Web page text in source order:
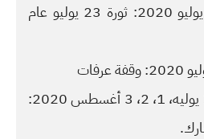
الخميس 23 يوليو 2020: ثورة 23 يوليو عام
من الجمعة 31 يوليه، 1، 2، 3 أغسطس 2020: